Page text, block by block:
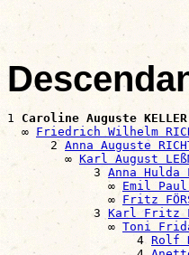
1 Caroline Auguste KELLER
  ∞
Friedrich Wilhelm
      2
Anna Auguste
        ∞
Karl August
            3
Anna Hulda
              ∞
Emil Paul
              ∞
Fritz
            3
Karl Fritz
              ∞
Toni Frida
                  4
Rolf